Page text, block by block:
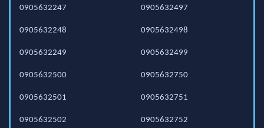
0905632247
0905632248
0905632249
0905632497
0905632498
0905632499
0905632500
0905632501
0905632502
0905632750
0905632751
0905632752